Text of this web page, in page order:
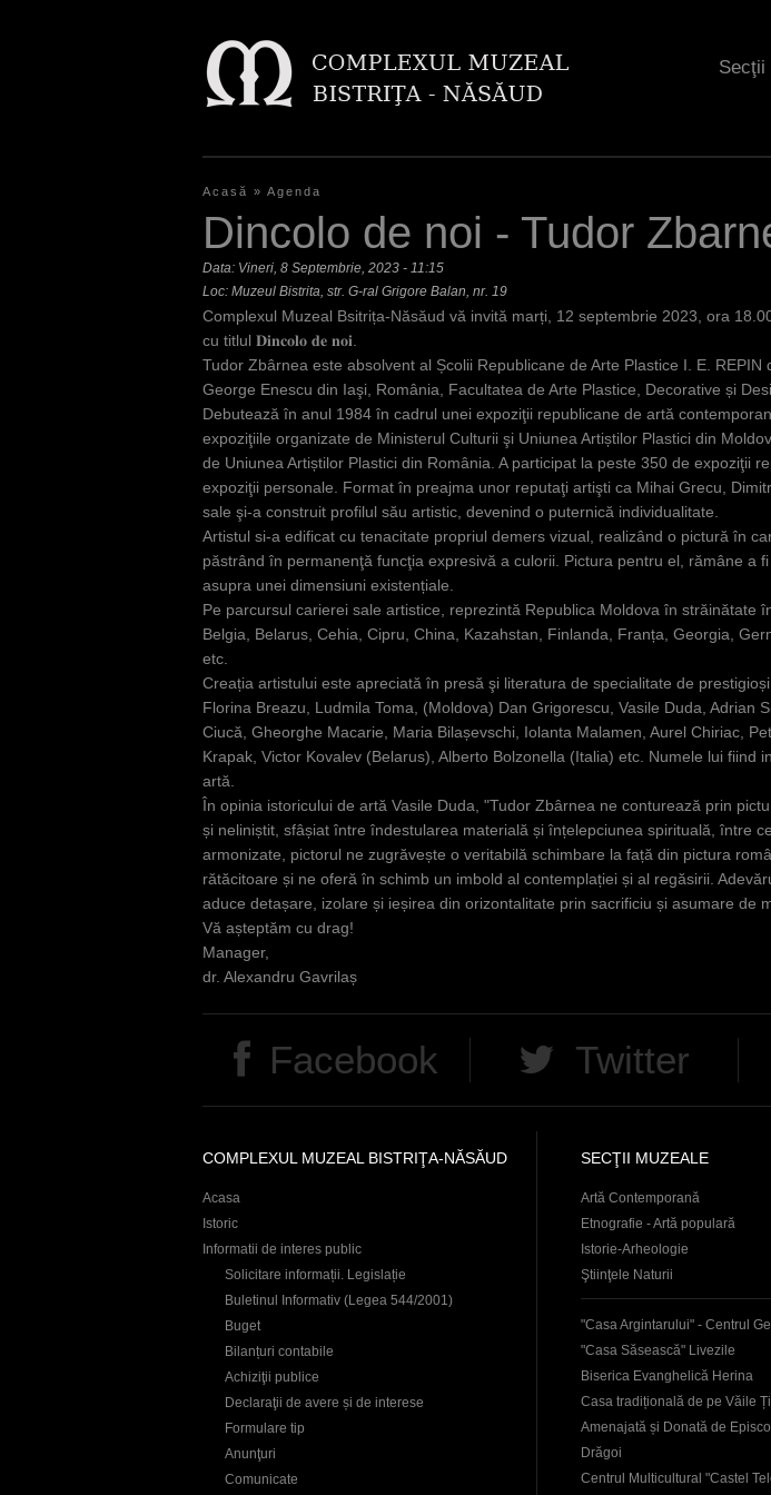
Secţii
E
ş
t
i
a
i
c
i
Acasă » Agenda
Dincolo de noi - Tudor
Data: Vineri, 8 Septembrie, 2023 - 11:15
Loc: Muzeul Bistrita, str. G-ral Grigore Balan, nr. 19
Complexul Muzeal Bsitrița-Năsăud vă invită marți, 12 septembrie 2023, ora
cu titlul 𝐃𝐢𝐧𝐜𝐨𝐥𝐨 𝐝𝐞 𝐧𝐨𝐢.
Tudor Zbârnea este absolvent al Școlii Republicane de Arte Plastice I. E.
George Enescu din Iaşi, România, Facultatea de Arte Plastice, Decorative și
Debutează în anul 1984 în cadrul unei expoziţii republicane de artă
expoziţiile organizate de Ministerul Culturii şi Uniunea Artiștilor Plastici din
de Uniunea Artiștilor Plastici din România. A participat la peste 350 de expoziţii
expoziţii personale. Format în preajma unor reputaţi artişti ca Mihai Grecu,
sale şi-a construit profilul său artistic, devenind o puternică individualitate.
Artistul si-a edificat cu tenacitate propriul demers vizual, realizând o pictură în
păstrând în permanenţă funcţia expresivă a culorii. Pictura pentru el, rămâne
asupra unei dimensiuni existențiale.
Pe parcursul carierei sale artistice, reprezintă Republica Moldova în
Belgia, Belarus, Cehia, Cipru, China, Kazahstan, Finlanda, Franța, Georgia,
etc.
Creația artistului este apreciată în presă şi literatura de specialitate de
Florina Breazu, Ludmila Toma, (Moldova) Dan Grigorescu, Vasile Duda, Adrian
Ciucă, Gheorghe Macarie, Maria Bilașevschi, Iolanta Malamen, Aurel Chiriac,
Krapak, Victor Kovalev (Belarus), Alberto Bolzonella (Italia) etc. Numele lui
artă.
În opinia istoricului de artă Vasile Duda, "Tudor Zbârnea ne conturează prin
și neliniștit, sfâșiat între îndestularea materială și înțelepciunea spirituală, între
armonizate, pictorul ne zugrăvește o veritabilă schimbare la față din pictura
rătăcitoare și ne oferă în schimb un imbold al contemplației și al regăsirii.
aduce detașare, izolare și ieșirea din orizontalitate prin sacrificiu și asumare de
Vă așteptăm cu drag!
Manager,
dr. Alexandru Gavrilaș
Facebook Twitter
COMPLEXUL MUZEAL BISTRIŢA-NĂSĂUD
Acasa
Istoric
Informatii de interes public
Solicitare informații. Legislație
Buletinul Informativ (Legea 544/2001)
Buget
Bilanțuri contabile
Achiziţii publice
Declaraţii de avere și de interese
Formulare tip
Anunţuri
Comunicate
SECŢII MUZEALE
Artă Contemporană
Etnografie - Artă populară
Istorie-Arheologie
Ştiinţele Naturii
"Casa Argintarului" - Centrul
"Casa Săsească" Livezile
Biserica Evanghelică Herina
Casa tradițională de pe Văile
Amenajată și Donată de
Drăgoi
Centrul Multicultural "Castel